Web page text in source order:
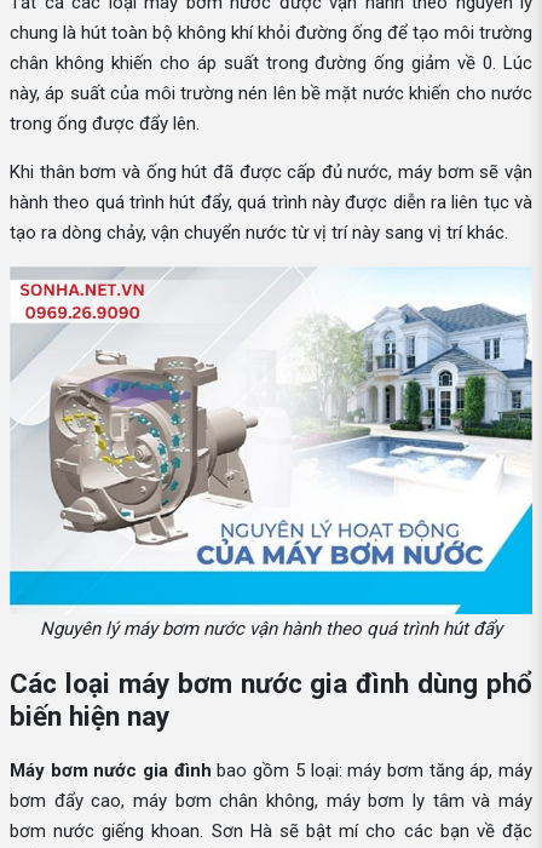
chung là hút toàn bộ không khí khỏi đường ống để tạo môi trường
chân không khiến cho áp suất trong đường ống giảm về 0. Lúc
này, áp suất của môi trường nén lên bề mặt nước khiến cho nước
trong ống được đẩy lên.
Khi thân bơm và ống hút đã được cấp đủ nước, máy bơm sẽ vận
hành theo quá trình hút đẩy, quá trình này được diễn ra liên tục và
tạo ra dòng chảy, vận chuyển nước từ vị trí này sang vị trí khác.
Nguyên lý máy bơm nước vận hành theo quá trình hút đẩy
Các loại máy bơm nước gia đình dùng phổ
biến hiện nay
Máy bơm nước gia đình bao gồm 5 loại: máy bơm tăng áp, máy
bơm đẩy cao, máy bơm chân không, máy bơm ly tâm và máy
bơm nước giếng khoan. Sơn Hà sẽ bật mí cho các bạn về đặc